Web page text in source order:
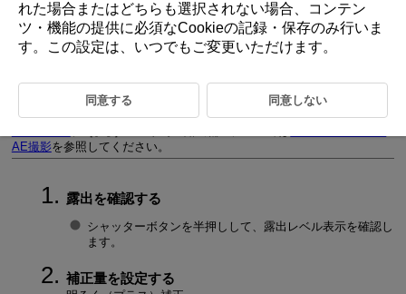
カメラが決めた標準的な露出に対して、明るめ（プラス補正）にした
り、暗め（マイナス補正）にして撮影することを「露出補正」といいま
す。
ことができます。
AE撮影を参照してください。
露出を確認する
シャッターボタンを半押しして、露出レベル表示を確認し
ます。
補正量を設定する
れた場合またはどちらも選択されない場合、コンテン
ツ・機能の提供に必須なCookieの記録・保存のみ行いま
す。この設定は、いつでもご変更いただけます。
同意する 同意しない